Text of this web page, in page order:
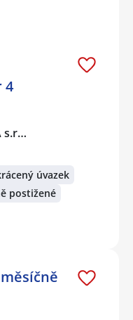
4
s.r…
úvazek
postižené